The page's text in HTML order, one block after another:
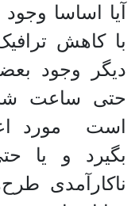
آیا اساسا
با کاهش
دیگر وجود
حتی ساعت
است مورد
بگیرد و یا
ناکارآمدی